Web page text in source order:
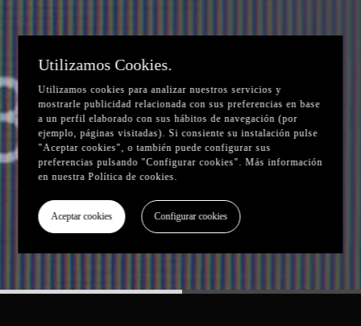
Utilizamos Cookies.
Utilizamos cookies para analizar nuestros servicios y
mostrarle publicidad relacionada con sus preferencias en base
a un perfil elaborado con sus hábitos de navegación (por
ejemplo, páginas visitadas). Si consiente su instalación pulse
"Aceptar cookies", o también puede configurar sus
preferencias pulsando "Configurar cookies". Más información
en nuestraPolítica de cookies.
Aceptar cookies Configurar cookies